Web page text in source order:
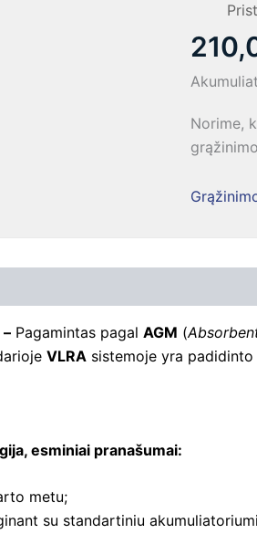
Norime,
Pagamintas pagal AGM (
VLRA sistemoje yra
esminiai pranašumai:
metu;
su standartiniu